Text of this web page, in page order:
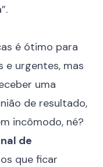
é ótimo para
e urgentes, mas
uma
de resultado,
incômodo, né?
de
que ficar